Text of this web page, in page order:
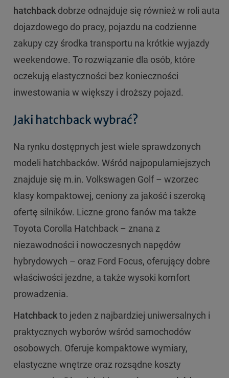
hatchback dobrze odnajduje się również w roli auta
dojazdowego do pracy, pojazdu na codzienne
zakupy czy środka transportu na krótkie wyjazdy
weekendowe. To rozwiązanie dla osób, które
oczekują elastyczności bez konieczności
inwestowania w większy i droższy pojazd.
Jaki hatchback wybrać?
Na rynku dostępnych jest wiele sprawdzonych
modeli hatchbacków. Wśród najpopularniejszych
znajduje się m.in. Volkswagen Golf – wzorzec
klasy kompaktowej, ceniony za jakość i szeroką
ofertę silników. Liczne grono fanów ma także
Toyota Corolla Hatchback – znana z
niezawodności i nowoczesnych napędów
hybrydowych – oraz Ford Focus, oferujący dobre
właściwości jezdne, a także wysoki komfort
prowadzenia.
Hatchbackto jeden z najbardziej uniwersalnych i
praktycznych wyborów wśród samochodów
osobowych. Oferuje kompaktowe wymiary,
elastyczne wnętrze oraz rozsądne koszty